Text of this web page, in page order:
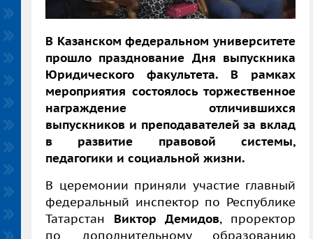
В Казанском федеральном университете
прошло празднование Дня выпускника
Юридического факультета. В рамках
мероприятия состоялось торжественное
награждение отличившихся
выпускников и преподавателей за вклад
в развитие правовой системы,
педагогики и социальной жизни.
В церемонии приняли участие главный
федеральный инспектор по Республике
Татарстан Виктор Демидов, проректор
по дополнительному образованию